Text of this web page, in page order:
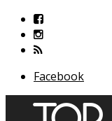
Facebook